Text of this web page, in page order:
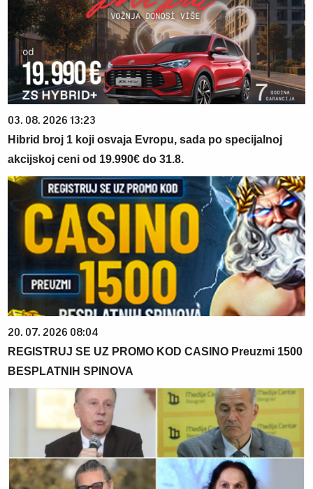
03. 08. 2026 13:23
Hibrid broj 1 koji osvaja Evropu, sada po specijalnoj
akcijskoj ceni od 19.990€ do 31.8.
20. 07. 2026 08:04
REGISTRUJ SE UZ PROMO KOD CASINO Preuzmi 1500
BESPLATNIH SPINOVA